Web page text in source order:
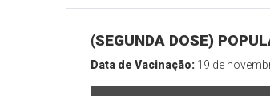
(SEGUNDA DOSE)
Data de Vacinação: 19 de